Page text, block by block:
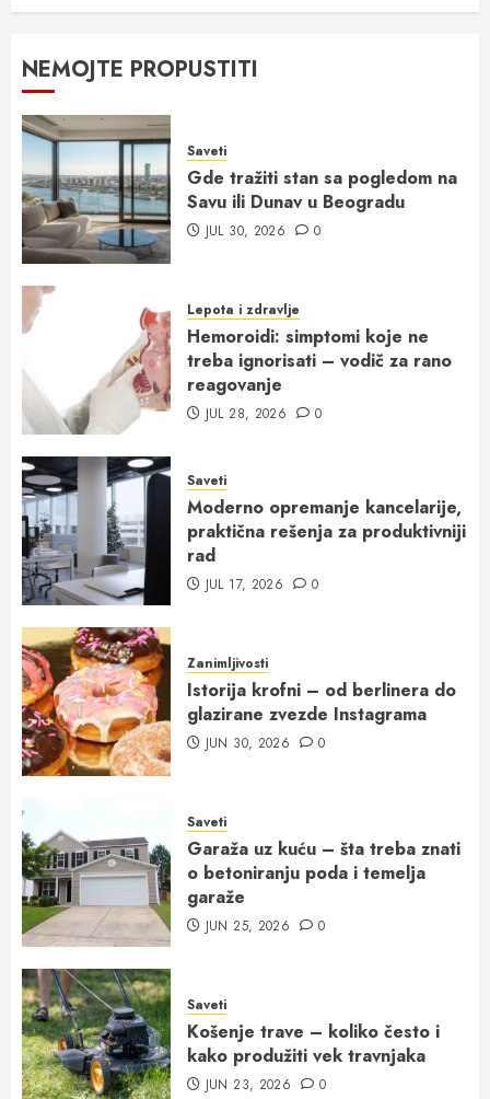
NEMOJTE PROPUSTITI
Saveti
Gde tražiti stan sa pogledom na
Savu ili Dunav u Beogradu
JUL 30, 2026 0
Lepota i zdravlje
Hemoroidi: simptomi koje ne
treba ignorisati – vodič za rano
reagovanje
JUL 28, 2026 0
Saveti
Moderno opremanje kancelarije,
praktična rešenja za produktivniji
rad
JUL 17, 2026 0
Zanimljivosti
Istorija krofni – od berlinera do
glazirane zvezde Instagrama
JUN 30, 2026 0
Saveti
Garaža uz kuću – šta treba znati
o betoniranju poda i temelja
garaže
JUN 25, 2026 0
Saveti
Košenje trave – koliko često i
kako produžiti vek travnjaka
JUN 23, 2026 0